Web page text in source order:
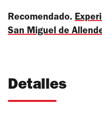
Recomendado.
San Miguel de
Detalles